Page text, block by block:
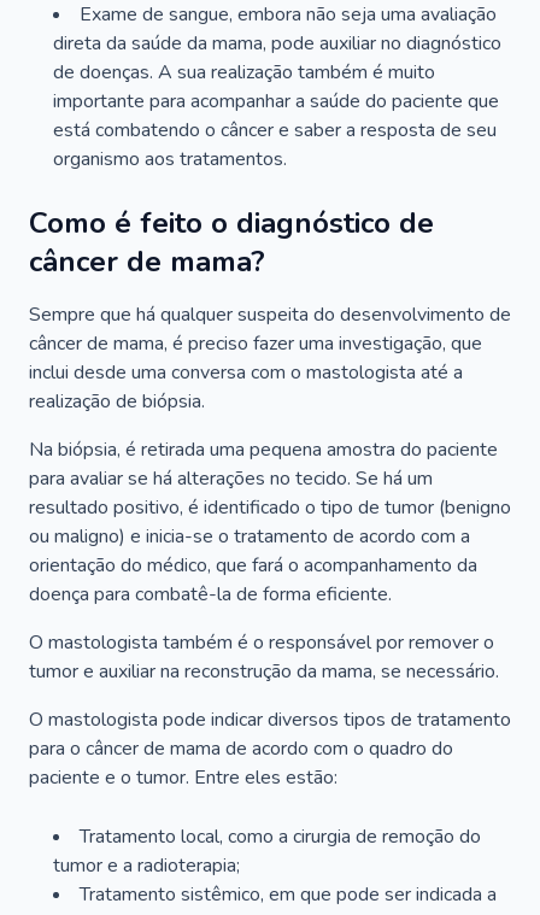
Exame de sangue, embora não seja uma avaliação
direta da saúde da mama, pode auxiliar no diagnóstico
de doenças. A sua realização também é muito
importante para acompanhar a saúde do paciente que
está combatendo o câncer e saber a resposta de seu
organismo aos tratamentos.
Como é feito o diagnóstico de
câncer de mama?
Sempre que há qualquer suspeita do desenvolvimento de
câncer de mama, é preciso fazer uma investigação, que
inclui desde uma conversa com o mastologista até a
realização de biópsia.
Na biópsia, é retirada uma pequena amostra do paciente
para avaliar se há alterações no tecido. Se há um
resultado positivo, é identificado o tipo de tumor (benigno
ou maligno) e inicia-se o tratamento de acordo com a
orientação do médico, que fará o acompanhamento da
doença para combatê-la de forma eficiente.
O mastologista também é o responsável por remover o
tumor e auxiliar na reconstrução da mama, se necessário.
O mastologista pode indicar diversos tipos de tratamento
para o câncer de mama de acordo com o quadro do
paciente e o tumor. Entre eles estão:
Tratamento local, como a cirurgia de remoção do
tumor e a radioterapia;
Tratamento sistêmico, em que pode ser indicada a